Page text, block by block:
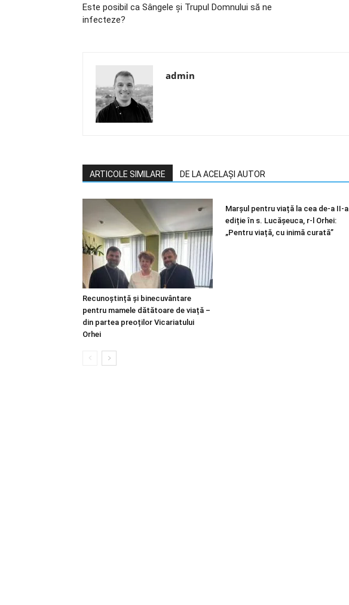
Este posibil ca Sângele şi Trupul Domnului să ne
infecteze?
admin
ARTICOLE SIMILARE DE LA ACELAȘI AUTOR
Recunoștință și binecuvântare
pentru mamele dătătoare de viață –
din partea preoților Vicariatului
Orhei
Marșul pentru viață la cea de-a II-a
ediție în s. Lucășeuca, r-l Orhei:
„Pentru viață, cu inimă curată”